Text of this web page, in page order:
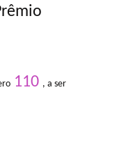
110 , a ser